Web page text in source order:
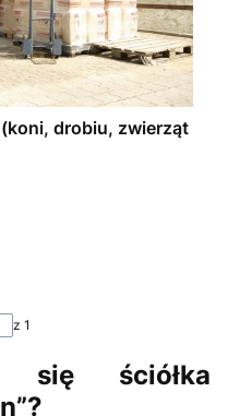
drobiu, zwierząt
z 1
się ściółka